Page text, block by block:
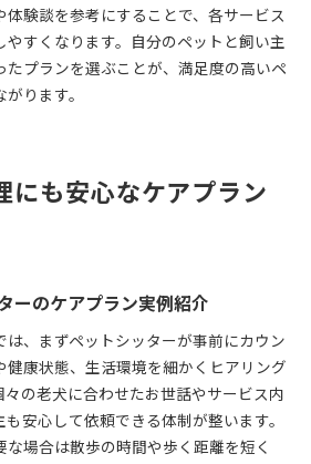
験談を参考にすることで、各サービス
すくなります。自分のペットと飼い主
たプランを選ぶことが、満足度の高いペ
ります。
にも安心なケアプラン
ーのケアプラン実例紹介
、まずペットシッターが事前にカウン
康状態、生活環境を細かくヒアリング
々の老犬に合わせたお世話やサービス内
安心して依頼できる体制が整います。
場合は散歩の時間や歩く距離を短く